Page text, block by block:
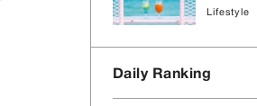
Lifestyle
Daily Ranking